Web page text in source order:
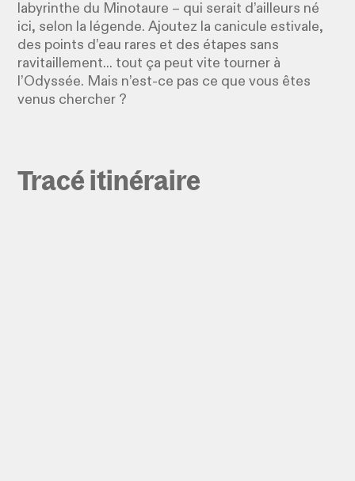
labyrinthe du Minotaure – qui serait d’ailleurs né
ici, selon la légende. Ajoutez la canicule estivale,
des points d’eau rares et des étapes sans
ravitaillement... tout ça peut vite tourner à
l’Odyssée. Mais n’est-ce pas ce que vous êtes
venus chercher ?
Tracé itinéraire